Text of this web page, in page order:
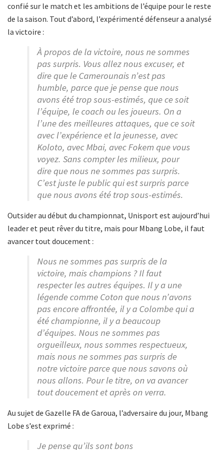
confié sur le match et les ambitions de l’équipe pour le reste
de la saison. Tout d’abord, l’expérimenté défenseur a analysé
la victoire :
À propos de la victoire, nous ne sommes
pas surpris. Vous allez nous excuser, et
dire que le Camerounais n’est pas
humble, parce que je pense que nous
avons été trop sous-estimés, que ce soit
l’équipe, le coach ou les joueurs. On a
l’une des meilleures attaques, que ce soit
avec l’expérience et la jeunesse, avec
Koloto, avec Mbai, avec Fokem que vous
voyez. Sans compter les milieux, pour
dire que nous ne sommes pas surpris.
C’est juste le public qui est surpris parce
que nous avons été trop sous-estimés.
Outsider au début du championnat, Unisport est aujourd’hui
leader et peut rêver du titre, mais pour Mbang Lobe, il faut
avancer tout doucement :
Nous ne sommes pas surpris de la
victoire, mais champions ? Il faut
respecter les autres équipes. Il y a une
légende comme Coton que nous n’avons
pas encore affrontée, il y a Colombe qui a
été championne, il y a beaucoup
d’équipes. Nous ne sommes pas
orgueilleux, nous sommes respectueux,
mais nous ne sommes pas surpris de
notre victoire parce que nous savons où
nous allons. Pour le titre, on va avancer
tout doucement et après on verra.
Au sujet de Gazelle FA de Garoua, l’adversaire du jour, Mbang
Lobe s’est exprimé :
Je pense qu’ils sont bons